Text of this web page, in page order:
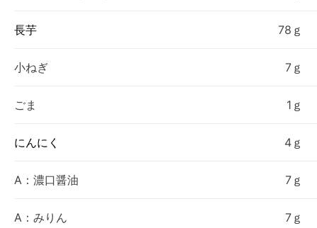
長芋 78ｇ
小ねぎ 7ｇ
ごま 1ｇ
にんにく 4ｇ
A：濃口醤油 7ｇ
A：みりん 7ｇ